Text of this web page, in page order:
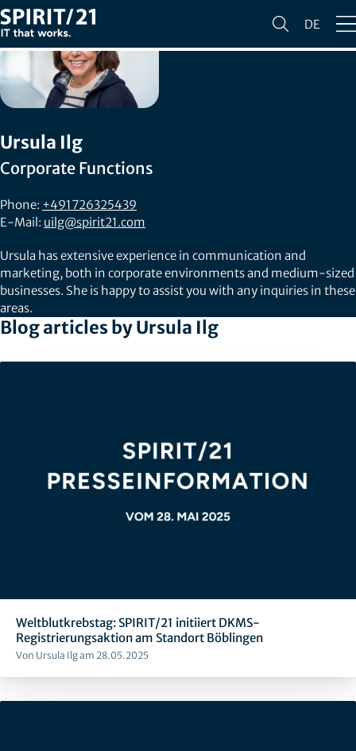
DE
Ursula Ilg
Corporate Functions
Phone: +491726325439
E-Mail: uilg@spirit21.com
Ursula has extensive experience in communication and
marketing, both in corporate environments and medium-sized
businesses. She is happy to assist you with any inquiries in these
areas.
Blog articles by Ursula Ilg
Weltblutkrebstag: SPIRIT/21 initiiert DKMS-
Registrierungsaktion am Standort Böblingen
Von Ursula Ilg am 28.05.2025